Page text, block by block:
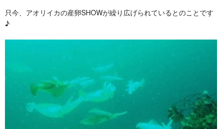
只今、アオリイカの産卵SHOWが繰り広げられているとのことです
♪